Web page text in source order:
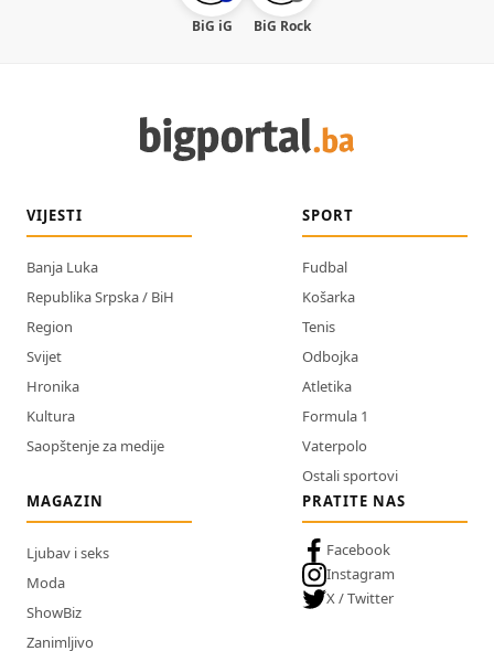
BiG iG BiG Rock
VIJESTI
Banja Luka
Republika Srpska / BiH
Region
Svijet
Hronika
Kultura
Saopštenje za medije
SPORT
Fudbal
Košarka
Tenis
Odbojka
Atletika
Formula 1
Vaterpolo
Ostali sportovi
MAGAZIN
Ljubav i seks
Moda
ShowBiz
Zanimljivo
PRATITE NAS
Facebook
Instagram
X / Twitter